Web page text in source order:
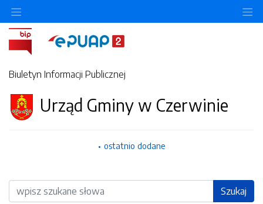
Biuletyn Informacji Publicznej
Urząd Gminy w Czerwinie
ostatnio dodane
Wyszukiwarka Szukaj